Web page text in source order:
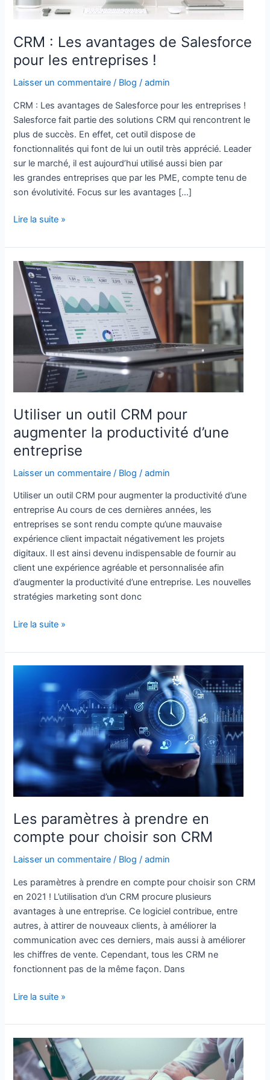
CRM : Les avantages de Salesforce
pour les entreprises !
Laisser un commentaire / Blog /admin
CRM : Les avantages de Salesforce pour les entreprises !
Salesforce fait partie des solutions CRM qui rencontrent le
plus de succès. En effet, cet outil dispose de
fonctionnalités qui font de lui un outil très apprécié. Leader
sur le marché, il est aujourd’hui utilisé aussi bien par
les grandes entreprises que par les PME, compte tenu de
son évolutivité. Focus sur les avantages […]
entreprises
Lire la suite »
Utiliser un outil CRM pour
augmenter la productivité d’une
entreprise
Laisser un commentaire / Blog /admin
Utiliser un outil CRM pour augmenter la productivité d’une
entreprise Au cours de ces dernières années, les
entreprises se sont rendu compte qu’une mauvaise
expérience client impactait négativement les projets
digitaux. Il est ainsi devenu indispensable de fournir au
client une expérience agréable et personnalisée afin
d’augmenter la productivité d’une entreprise. Les nouvelles
stratégies marketing sont donc
Utiliser
un
outil
CRM
augmenter
la
productivité
Lire la suite »
Les paramètres à prendre en
compte pour choisir son CRM
Laisser un commentaire / Blog /admin
Les paramètres à prendre en compte pour choisir son CRM
en 2021 ! L’utilisation d’un CRM procure plusieurs
avantages à une entreprise. Ce logiciel contribue, entre
autres, à attirer de nouveaux clients, à améliorer la
communication avec ces derniers, mais aussi à améliorer
les chiffres de vente. Cependant, tous les CRM ne
fonctionnent pas de la même façon. Dans
paramètres
prendre
compte
pour
choisir
son
Lire la suite »
Les
paramètres
à